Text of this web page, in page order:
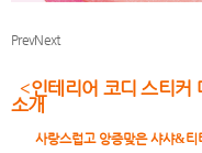
PrevNext
<인테리어 코디 스티커
소개
사랑스럽고 앙증맞은 샤샤&티